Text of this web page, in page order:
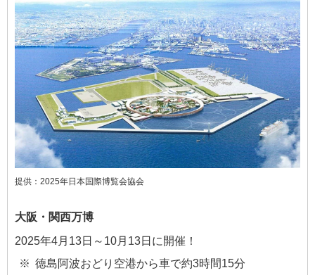
提供：2025年日本国際博覧会協会
大阪・関西万博
2025年4月13日～10月13日に開催！
徳島阿波おどり空港から車で約3時間15分